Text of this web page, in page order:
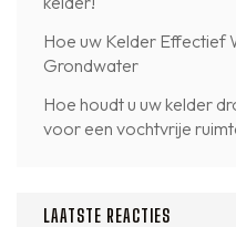
Hoe uw Kelder Effectief
Grondwater
Hoe houdt u uw kelder
voor een vochtvrije
LAATSTE REACTIES